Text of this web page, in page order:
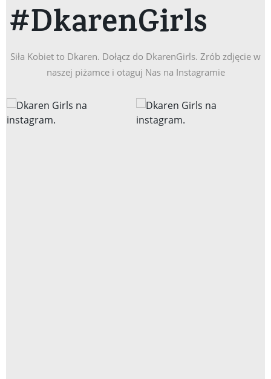
#DkarenGirls
Siła Kobiet to Dkaren. Dołącz do DkarenGirls. Zrób zdjęcie w
naszej piżamce i otaguj Nas na Instagramie